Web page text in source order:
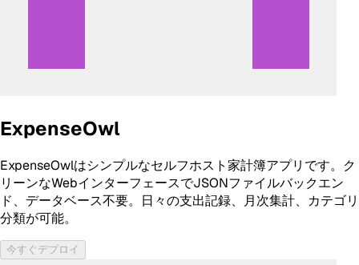
ExpenseOwl
ExpenseOwlはシンプルなセルフホスト家計簿アプリです。ク
リーンなWebインターフェースでJSONファイルバックエン
ド、データベース不要。日々の支出記録、月次集計、カテゴリ
分類が可能。
今すぐデプロイ